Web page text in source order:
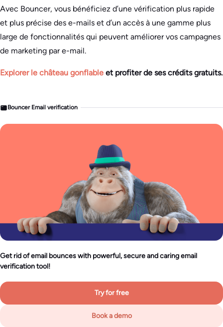
Avec Bouncer, vous bénéficiez d’une vérification plus rapide
et plus précise des e-mails et d’un accès à une gamme plus
large de fonctionnalités qui peuvent améliorer vos campagnes
de marketing par e-mail.
Explorer le château gonflable et profiter de ses crédits gratuits.
Bouncer Email verification
Get rid of email bounces with powerful, secure and caring email
verification tool!
Try for free
Book a demo